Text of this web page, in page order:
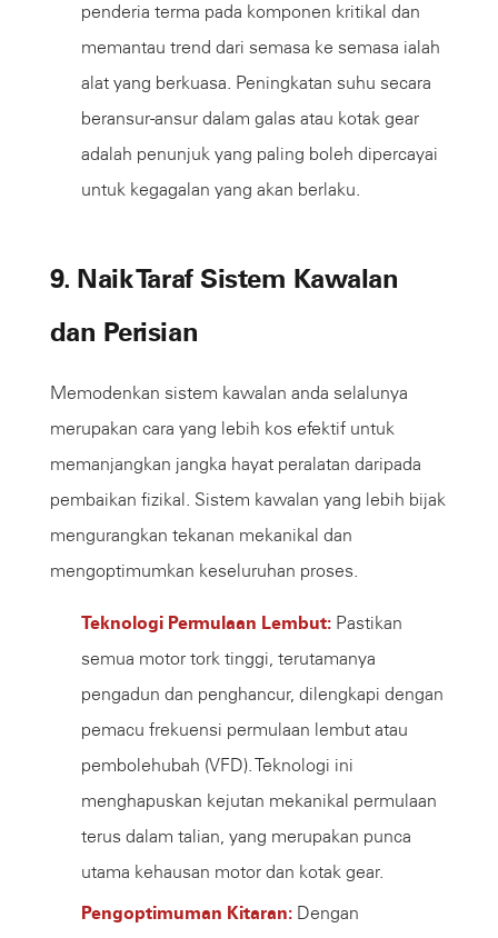
penderia terma pada komponen kritikal dan
memantau trend dari semasa ke semasa ialah
alat yang berkuasa. Peningkatan suhu secara
beransur-ansur dalam galas atau kotak gear
adalah penunjuk yang paling boleh dipercayai
untuk kegagalan yang akan berlaku.
9. Naik Taraf Sistem Kawalan
dan Perisian
Memodenkan sistem kawalan anda selalunya
merupakan cara yang lebih kos efektif untuk
memanjangkan jangka hayat peralatan daripada
pembaikan fizikal. Sistem kawalan yang lebih bijak
mengurangkan tekanan mekanikal dan
mengoptimumkan keseluruhan proses.
Teknologi Permulaan Lembut: Pastikan
semua motor tork tinggi, terutamanya
pengadun dan penghancur, dilengkapi dengan
pemacu frekuensi permulaan lembut atau
pembolehubah (VFD). Teknologi ini
menghapuskan kejutan mekanikal permulaan
terus dalam talian, yang merupakan punca
utama kehausan motor dan kotak gear.
Pengoptimuman Kitaran: Dengan